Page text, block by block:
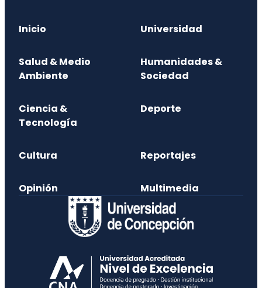
Inicio Universidad
Salud & Medio
Ambiente
Humanidades &
Sociedad
Ciencia &
Tecnología
Deporte
Cultura Reportajes
Opinión Multimedia